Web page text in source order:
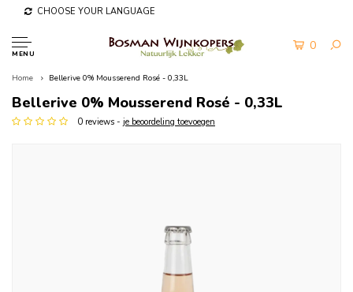
CHOOSE YOUR LANGUAGE
MENU
0
Home Bellerive 0% Mousserend Rosé - 0,33L
Bellerive 0% Mousserend Rosé - 0,33L
0 reviews - je beoordeling toevoegen